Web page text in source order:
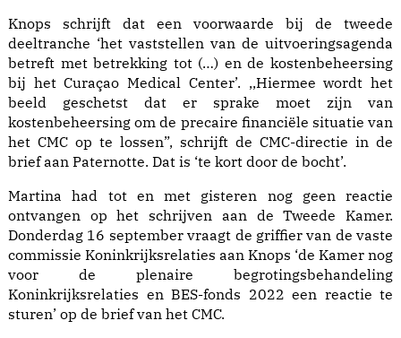
Knops schrijft dat een voorwaarde bij de tweede
deeltranche ‘het vaststellen van de uitvoeringsagenda
betreft met betrekking tot (…) en de kostenbeheersing
bij het Curaçao Medical Center’. ,,Hiermee wordt het
beeld geschetst dat er sprake moet zijn van
kostenbeheersing om de precaire financiële situatie van
het CMC op te lossen”, schrijft de CMC-directie in de
brief aan Paternotte. Dat is ‘te kort door de bocht’.
Martina had tot en met gisteren nog geen reactie
ontvangen op het schrijven aan de Tweede Kamer.
Donderdag 16 september vraagt de griffier van de vaste
commissie Koninkrijksrelaties aan Knops ‘de Kamer nog
voor de plenaire begrotingsbehandeling
Koninkrijksrelaties en BES-fonds 2022 een reactie te
sturen’ op de brief van het CMC.